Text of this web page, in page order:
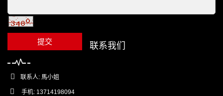
提交 联系我们
联系人: 馬小姐
手机: 13714198094